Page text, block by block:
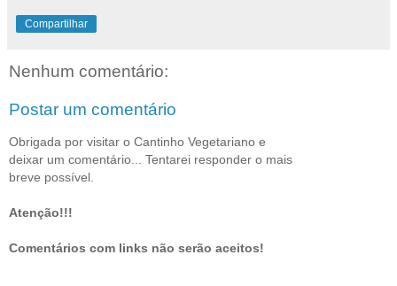
Compartilhar
Nenhum comentário:
Postar um comentário
Obrigada por visitar o Cantinho Vegetariano e
deixar um comentário... Tentarei responder o mais
breve possível.
Atenção!!!
Comentários com links não serão aceitos!